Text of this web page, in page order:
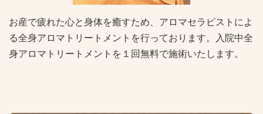
お産で疲れた心と身体を癒すため、アロマセラピストによ
る全身アロマトリートメントを行っております。入院中全
身アロマトリートメントを１回無料で施術いたします。